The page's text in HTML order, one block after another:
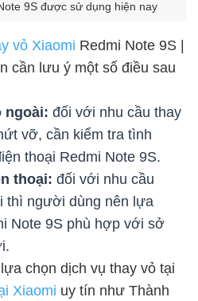
9S được sử dụng hiện nay
vỏ Xiaomi Redmi Note 9S |
cần lưu ý một số điều sau
ngoài: đối với nhu cầu thay
vỡ, cần kiểm tra tình
thoại Redmi Note 9S.
thoại: đối với nhu cầu
thì người dùng nên lựa
Note 9S phù hợp với sở
chọn dịch vụ thay vỏ tại
Xiaomi uy tín như Thành